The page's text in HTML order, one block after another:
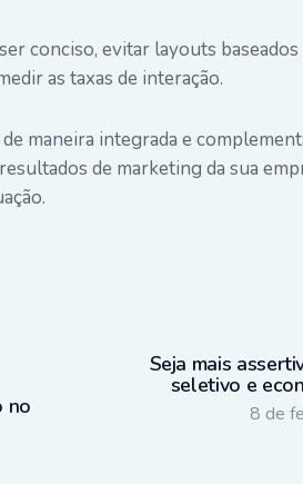
conciso, evitar layouts baseados
as taxas de interação.
maneira integrada e
de marketing da sua
no
Seja mais
seletivo e
8 de